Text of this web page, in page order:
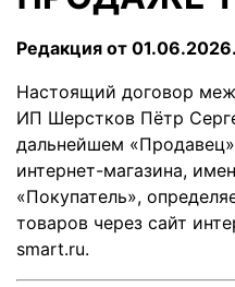
Редакция от 01.06.2026.
Настоящий договор
ИП Шерстков Пётр
дальнейшем
интернет-магазина,
«Покупатель»,
товаров через сайт
smart.ru.